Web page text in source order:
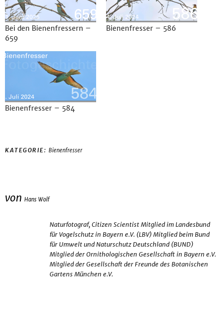
Bei den Bienenfressern –
659
Bienenfresser – 586
Bienenfresser – 584
KATEGORIE: Bienenfresser
von Hans Wolf
Naturfotograf, Citizen Scientist Mitglied im Landesbund
für Vogelschutz in Bayern e.V. (LBV) Mitglied beim Bund
für Umwelt und Naturschutz Deutschland (BUND)
Mitglied der Ornithologischen Gesellschaft in Bayern e.V.
Mitglied der Gesellschaft der Freunde des Botanischen
Gartens München e.V.